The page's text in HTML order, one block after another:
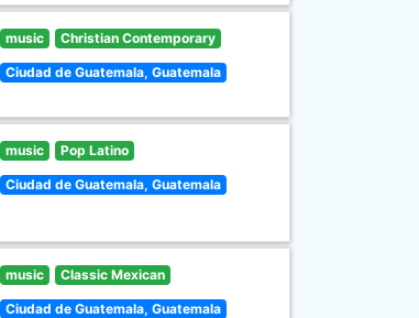
music Christian Contemporary
Ciudad de Guatemala, Guatemala
music Pop Latino
Ciudad de Guatemala, Guatemala
music Classic Mexican
Ciudad de Guatemala, Guatemala